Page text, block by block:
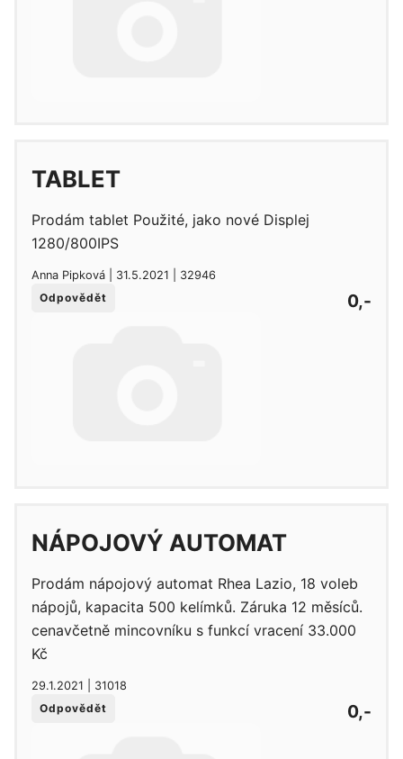
TABLET
Prodám tablet Použité, jako nové Displej
1280/800IPS
Anna Pipková | 31.5.2021 | 32946
Odpovědět
0,-
NÁPOJOVÝ AUTOMAT
Prodám nápojový automat Rhea Lazio, 18 voleb
nápojů, kapacita 500 kelímků. Záruka 12 měsíců.
cenavčetně mincovníku s funkcí vracení 33.000
Kč
29.1.2021 | 31018
Odpovědět
0,-